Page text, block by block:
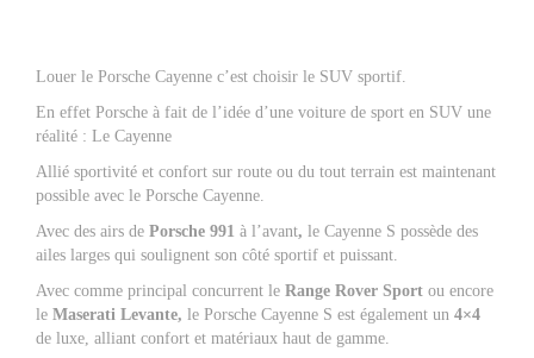
Louer le Porsche Cayenne c’est choisir le SUV sportif.
En effet Porsche à fait de l’idée d’une voiture de sport en SUV une
réalité : Le Cayenne
Allié sportivité et confort sur route ou du tout terrain est maintenant
possible avec le Porsche Cayenne.
Avec des airs de Porsche 991 à l’avant, le Cayenne S possède des
ailes larges qui soulignent son côté sportif et puissant.
Avec comme principal concurrent le Range Rover Sport ou encore
le Maserati Levante, le Porsche Cayenne S est également un 4×4
de luxe, alliant confort et matériaux haut de gamme.